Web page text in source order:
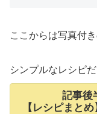
ここからは写真付
シンプルなレシピ
記事後
【レシピまと